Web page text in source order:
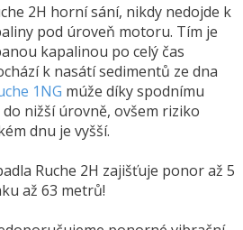
2H horní sání, nikdy nedojde k
pod úroveň motoru. Tím je
kapalinou po celý čas
k nasátí sedimentů ze dna
1NG múže díky spodnímu
nižší úrovně, ovšem riziko
dnu je vyšší.
Ruche 2H zajišťuje ponor až 5
až 63 metrů!